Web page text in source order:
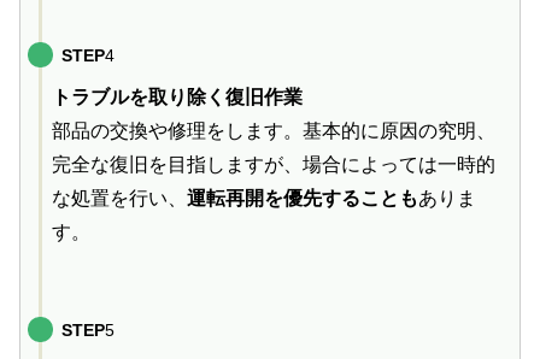
STEP4
トラブルを取り除く復旧作業
部品の交換や修理をします。基本的に原因の究明、
完全な復旧を目指しますが、場合によっては一時的
な処置を行い、 運転再開を優先することもありま
す。
STEP5